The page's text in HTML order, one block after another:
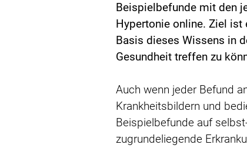
Beispielbefunde mit den
Hypertonie online. Ziel ist
Basis dieses Wissens in
Gesundheit treffen zu
Auch wenn jeder Befund
Krankheitsbildern und
Beispielbefunde auf
zugrundeliegende